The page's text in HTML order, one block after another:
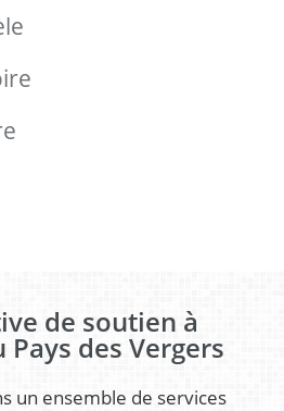
de soutien à
des Vergers
un ensemble de services